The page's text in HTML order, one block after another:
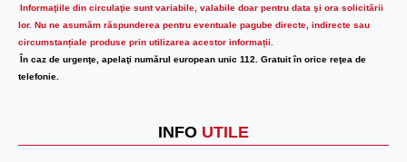
Informaţiile din circulaţie sunt variabile, valabile doar pentru data şi ora solicitării
lor. Nu ne asumăm răspunderea pentru eventuale pagube directe, indirecte sau
circumstanțiale produse prin utilizarea acestor informații.
În caz de urgenţe, apelaţi numărul european unic 112. Gratuit în orice reţea de
telefonie.
INFO UTILE